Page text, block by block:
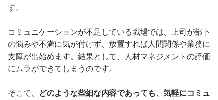
す。
コミュニケーションが不足している職場では、上司が部下
の悩みや不満に気が付けず、放置すれば人間関係や業務に
支障が出始めます。結果として、人材マネジメントの評価
にムラができてしまうのです。
そこで、
どのような些細な内容であっても、気軽にコミュ